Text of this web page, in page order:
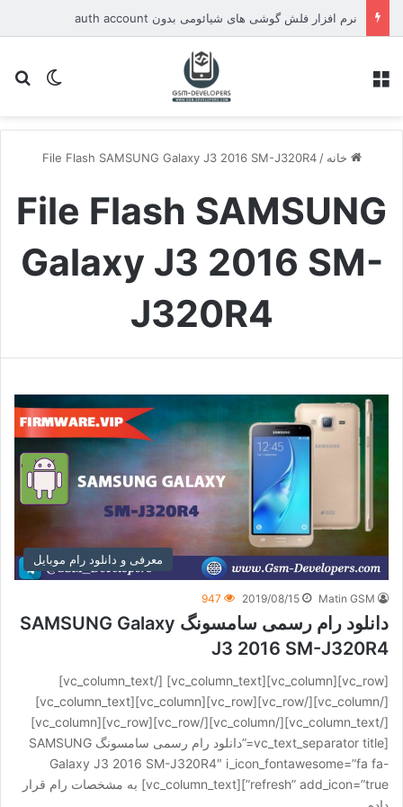
نرم افزار فلش گوشی های شیائومی بدون auth account
تغییر
خانه /
File Flash SAMSUNG Galaxy J3 2016 SM-J320R4
File Flash SAMSUNG
Galaxy J3 2016 SM-
J320R4
معرفی و دانلود رام موبایل
Matin GSM
2019/08/15
947
دانلود رام رسمی سامسونگ SAMSUNG Galaxy
J3 2016 SM-J320R4
[vc_row][vc_column][vc_column_text] [/vc_column_text]
[/vc_column][/vc_row][vc_row][vc_column][vc_column_text]
[/vc_column_text][/vc_column][/vc_row][vc_row][vc_column]
[vc_text_separator title=”دانلود رام رسمی سامسونگ SAMSUNG
Galaxy J3 2016 SM-J320R4″ i_icon_fontawesome=”fa fa-
refresh” add_icon=”true”][vc_column_text] به مشخصات رام قرار